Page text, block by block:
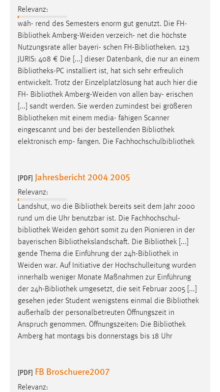
Relevanz:
wäh- rend des Semesters enorm gut genutzt. Die FH-
Bibliothek Amberg-Weiden verzeich- net die höchste
Nutzungsrate aller bayeri- schen FH-Bibliotheken. 123
JURIS: 408 € Die [...] dieser Datenbank, die nur an einem
Bibliotheks-PC installiert ist, hat sich sehr erfreulich
entwickelt. Trotz der Einzelplatzlösung hat auch hier die
FH- Bibliothek Amberg-Weiden von allen bay- erischen
[...] sandt werden. Sie werden zumindest bei größeren
Bibliotheken mit einem media- fähigen Scanner
eingescannt und bei der bestellenden Bibliothek
elektronisch emp- fangen. Die Fachhochschulbibliothek
[PDF] Jahresbericht 2004 2005
Relevanz:
Landshut, wo die Bibliothek bereits seit dem Jahr 2000
rund um die Uhr benutzbar ist. Die Fachhochschul-
bibliothek Weiden gehört somit zu den Pionieren in der
bayerischen Bibliothekslandschaft. Die Bibliothek [...]
gende Thema die Einführung der 24h-Bibliothek in
Weiden war. Auf Initiative der Hochschulleitung wurden
innerhalb weniger Monate Maßnahmen zur Einführung
der 24h-Bibliothek umgesetzt, die seit Februar 2005 [...]
gesehen jeder Student wenigstens einmal die Bibliothek
außerhalb der personalbetreuten Öffnungszeit in
Anspruch genommen. Öffnungszeiten: Die Bibliothek
Amberg hat montags bis donnerstags bis 18 Uhr
[PDF] FB Broschuere2007
Relevanz:
Performance
Name:
Zweck:
Für performante Seitenauslieferung wird in diesem Cookie
gespeichert, ob man eingeloggt ist.
Sprachpräferenz
Name:
site-language-preference
Chat
Name:
MibewSessionID, MIBEW_UserID, mibew_locale, mibew-
chat-frame-style-5e9dbeb1811c0446
Zweck:
Wird benötigt um die Chatfunktion nutzen zu können.
Cookie Laufzeit:
MibewSessionID, mibew-chat-frame-style-
5e9dbeb1811c0446 = Sitzungslaufzeit, mibew_locale = 3
Login